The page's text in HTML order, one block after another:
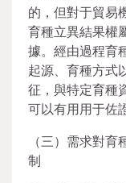
的，但對于貿易
育種立異結果權
據。經由過程育
起源、育種方式
征，與特定育種
可以有用用于佐
（三）需求對
制